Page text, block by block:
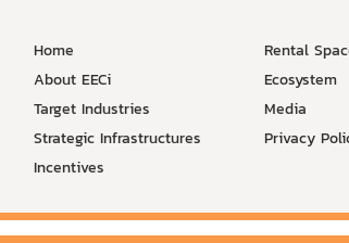
Home
About EECi
Target Industries
Strategic Infrastructures
Incentives
Rental
Ecosystem
Media
Privacy